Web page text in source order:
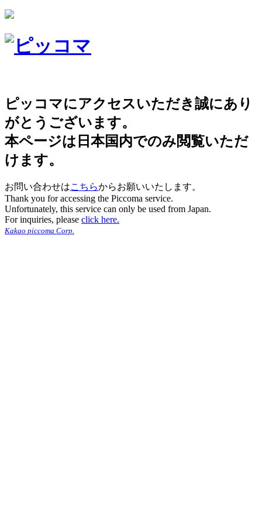
ピッコマにアクセスいただき誠にあり
がとうございます。
本ページは日本国内でのみ閲覧いただ
けます。
お問い合わせはこちらからお願いいたします。
Thank you for accessing the Piccoma service.
Unfortunately, this service can only be used from Japan.
For inquiries, please click here.
Kakao piccoma Corp.